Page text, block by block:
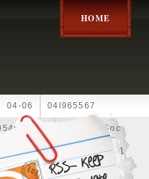
HOME
04-06 04l965567
10pc
13-2269 1330c1
1355d300185